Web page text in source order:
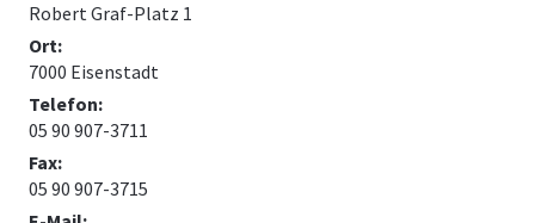
Robert Graf-Platz 1
Ort:
7000 Eisenstadt
Telefon:
05 90 907-3711
Fax:
05 90 907-3715